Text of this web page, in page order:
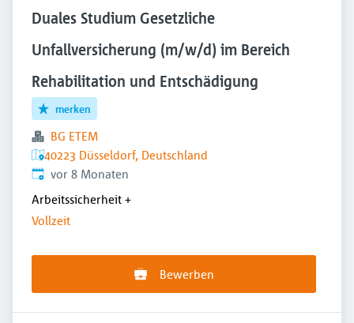
Duales Studium Gesetzliche
Unfallversicherung (m/w/d) im Bereich
Rehabilitation und Entschädigung
merken
BG ETEM
40223 Düsseldorf, Deutschland
Veröffentlicht:
vor 8 Monaten
Arbeitssicherheit +
Vollzeit
Bewerben